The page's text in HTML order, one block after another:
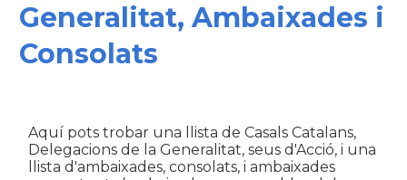
Generalitat, Ambaixades i
Consolats
Aquí pots trobar una llista de Casals Catalans,
Delegacions de la Generalitat, seus d'Acció, i una
llista d'ambaixades, consolats, i ambaixades